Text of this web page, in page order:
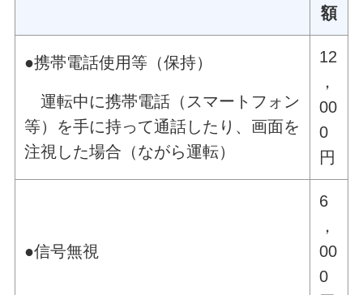
額
●携帯電話使用等（保持）
運転中に携帯電話（スマートフォン
等）を手に持って通話したり、画面を
注視した場合（ながら運転）
12
，
00
0
円
●信号無視
6
，
00
0